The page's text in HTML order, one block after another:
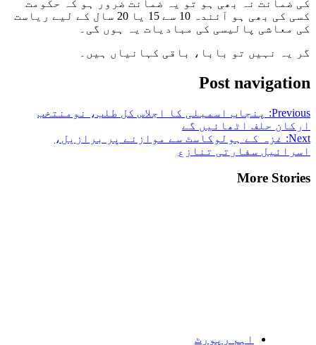
کی ضمانت نہ بھی ہو تو یہ ضمانت ضرور ہو کہ حکومت
کسی کی بھی ہو آئندہ 10 سے 15 یا 20 سال کے لیے ریاست
کی معاشی پالیسی کی مبادیات یہ ہوں گی۔
گر یہ نہیں تو بابا، باقی کہانیاں ہیں۔
Post navigation
Previous:
پنجاب اسمبلی کا اجلاس کل طلب، نومنتخب
ارکان حلف اٹھائیں گے
Next:
غزہ کے ہولوکاسٹ سے موازنے پر برازیل،
اسرائیل سفارتی تنازع
More Stories
اہم رپورٹ